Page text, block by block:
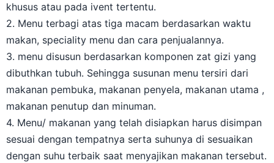
khusus atau pada ivent tertentu.
2. Menu terbagi atas tiga macam berdasarkan waktu
makan, speciality menu dan cara penjualannya.
3. menu disusun berdasarkan komponen zat gizi yang
dibuthkan tubuh. Sehingga susunan menu tersiri dari
makanan pembuka, makanan penyela, makanan utama ,
makanan penutup dan minuman.
4. Menu/ makanan yang telah disiapkan harus disimpan
sesuai dengan tempatnya serta suhunya di sesuaikan
dengan suhu terbaik saat menyajikan makanan tersebut.